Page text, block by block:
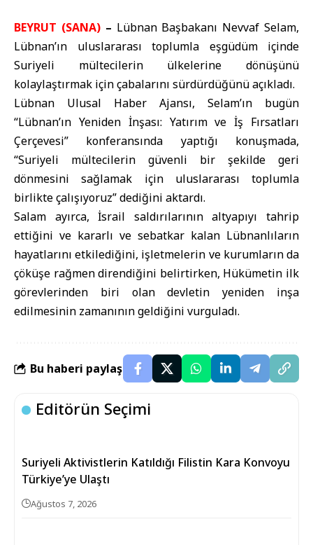
BEYRUT (SANA)– Lübnan Başbakanı Nevvaf Selam,
Lübnan’ın uluslararası toplumla eşgüdüm içinde
Suriyeli mültecilerin ülkelerine dönüşünü
kolaylaştırmak için çabalarını sürdürdüğünü açıkladı.
Lübnan Ulusal Haber Ajansı, Selam’ın bugün
“Lübnan’ın Yeniden İnşası: Yatırım ve İş Fırsatları
Çerçevesi” konferansında yaptığı konuşmada,
“Suriyeli mültecilerin güvenli bir şekilde geri
dönmesini sağlamak için uluslararası toplumla
birlikte çalışıyoruz” dediğini aktardı.
Salam ayırca, İsrail saldırılarının altyapıyı tahrip
ettiğini ve kararlı ve sebatkar kalan Lübnanlıların
hayatlarını etkilediğini, işletmelerin ve kurumların da
çöküşe rağmen direndiğini belirtirken, Hükümetin ilk
görevlerinden biri olan devletin yeniden inşa
edilmesinin zamanının geldiğini vurguladı.
Bu haberi paylaş
Editörün Seçimi
Suriyeli Aktivistlerin Katıldığı Filistin Kara Konvoyu
Türkiye’ye Ulaştı
Ağustos 7, 2026